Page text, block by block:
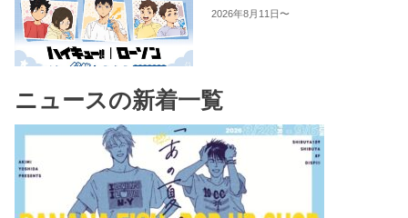
2026年8月11日〜
ニュースの新着一覧